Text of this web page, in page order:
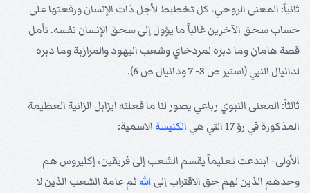
ثانياً: المعنى الروحي، كل تخطيط لأجل ذات الإنسان ورفعتها على
حساب سحق الآخرين غالباً ما يؤول إلى سحق الإنسان نفسه. تأمل
قصة هامان وما دبره لمردخاي وشعب اليهود والمرازبة وما دبره
لدانيال النبي (استير ص 3- 7 ودانيال ص 6).
ثالثاً: المعنى النبوي رباعي يصور لنا ما فعلته ايزابل الزانية العظيمة
المذكورة في رؤ 17 التي هي
الكنيسة الاسمية:
الأولى- ابتدعت تعليماً يقسم الشعب إلى فريقين، إكليروس هم
وحدهم الذين لهم حق الاقتراب إلى الله ثم عامة الشعب الذين لا